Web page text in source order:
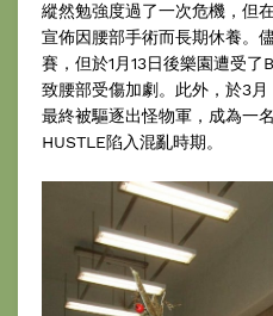
縱然勉強度過了一次危機，但
宣佈因腰部手術而長期休養。
賽，但於1月13日後樂園遭受
致腰部受傷加劇。此外，於3
最終被驅逐出怪物軍，成為一
HUSTLE陷入混亂時期。